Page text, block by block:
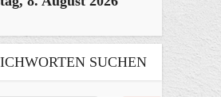
SUCHEN